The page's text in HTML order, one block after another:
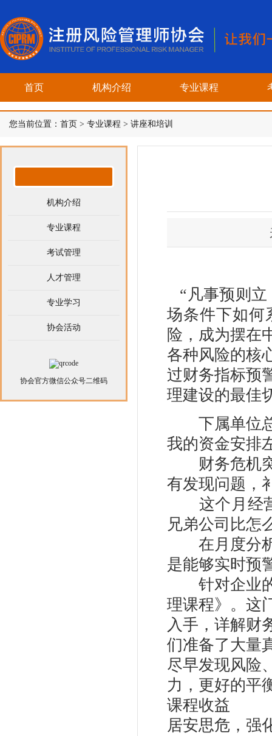
首页 机构介绍 专业课程
您当前位置： 首页 > 专业课程 > 讲座和培训
“凡事预则立
场条件下如何
险，成为摆在
各种风险的核
过财务指标预
理建设的最佳
下属单位总
我的资金安排
财务危机突
有发现问题，
这个月经营
兄弟公司比怎
在月度分析
是能够实时预
针对企业的
理课程》。这
入手，详解财
们准备了大量
尽早发现风险
力，更好的平
课程收益
居安思危，强
机构介绍
专业课程
考试管理
人才管理
专业学习
协会活动
协会官方微信公众号二维码